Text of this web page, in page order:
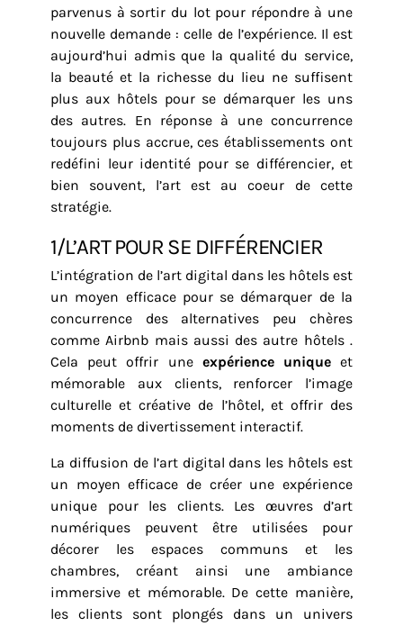
parvenus à sortir du lot pour répondre à une
nouvelle demande : celle de l’expérience. Il est
aujourd’hui admis que la qualité du service,
la beauté et la richesse du lieu ne suffisent
plus aux hôtels pour se démarquer les uns
des autres. En réponse à une concurrence
toujours plus accrue, ces établissements ont
redéfini leur identité pour se différencier, et
bien souvent, l’art est au coeur de cette
stratégie.
1/L’ART POUR SE DIFFÉRENCIER
L’intégration de l’art digital dans les hôtels est
un moyen efficace pour se démarquer de la
concurrence des alternatives peu chères
comme Airbnb mais aussi des autre hôtels .
Cela peut offrir une expérience uniqueet
mémorable aux clients, renforcer l’image
culturelle et créative de l’hôtel, et offrir des
moments de divertissement interactif.
La diffusion de l’art digital dans les hôtels est
un moyen efficace de créer une expérience
unique pour les clients. Les œuvres d’art
numériques peuvent être utilisées pour
décorer les espaces communs et les
chambres, créant ainsi une ambiance
immersive et mémorable. De cette manière,
les clients sont plongés dans un univers